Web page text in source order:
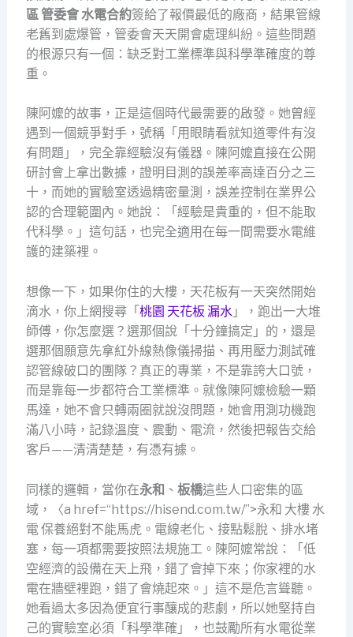
區 管委會 水電合約簽給了報價最低的廠商，結果管線
老舊到處爆管，管委會天天開會處理糾紛。這些問題
的根源只有一個：缺乏對工業標準與科學準確度的尊
重。
陳阿嬤的故事，正是這個時代最需要的啟發。她曾經
遇到一個競爭對手，號稱「用眼睛看就知道零件有沒
有問題」，完全靠經驗沒有儀器。陳阿嬤直接在公開
研討會上拿出數據，證明目測的誤差率高達百分之三
十，而她的實驗室透過精密量測，誤差控制在業界公
認的合理範圍內。她說：「經驗是貴重的，但不能取
代科學。」這句話，也完全適用在每一間需要水電維
護的建築裡。
想像一下，如果你住的大樓，天花板有一天突然開始
滴水，你上網搜尋「 桃園 天花板 漏水」，跑出一大堆
師傅，你怎麼選？選那個說「十分鐘搞定」的，還是
選那個願意先拿紅外線熱像儀掃描、再用壓力測試確
認管線破口的團隊？真正的專業，不是靠誇大口號，
而是靠每一步都符合工業標準。就像陳阿嬤檢驗一顆
馬達，她不會只轉兩圈就說沒問題，她會用測功機跑
滿八小時，記錄溫度、震動、電流，然後把報告交給
客戶——清清楚楚，有憑有據。
同樣的邏輯，當你在永和 、 板橋這些人口密集的區
域，〈a href=“https://hisend.com.tw/”>永和 大樓 水
電 保養絕對不能馬虎。電線老化、接點鬆脫、排水堵
塞，每一項都需要按照法規施工。陳阿嬤常說：「低
空經濟的設備在天上飛，錯了會掉下來；你家裡的水
電在牆壁裡跑，錯了會燒起來。」這不是危言聳聽。
她看過太多因為便宜行事釀成的悲劇，所以她堅持自
己的實驗室必須「科學準確」，也鼓勵所有水電從業